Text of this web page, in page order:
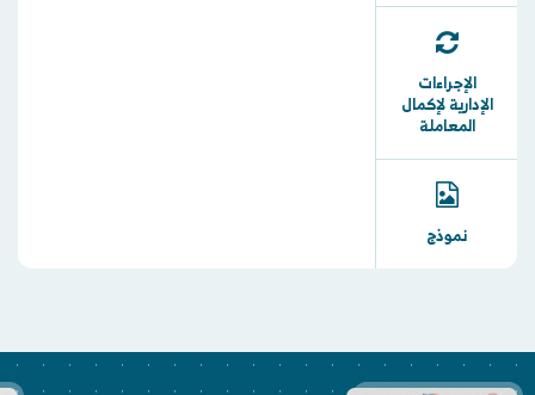
الإجراءات
الإدارية لإكمال
المعاملة
نموذج